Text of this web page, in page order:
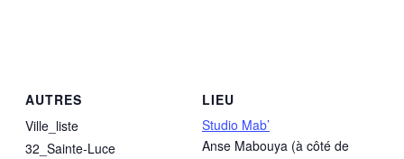
LIEU
Studio Mab’
Anse Mabouya (à côté de
AUTRES
Ville_liste
32_Sainte-Luce